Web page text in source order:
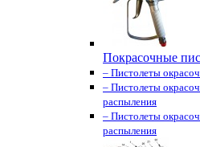
Покрасочные
– Пистолеты
– Пистолеты
распыления
– Пистолеты
распыления